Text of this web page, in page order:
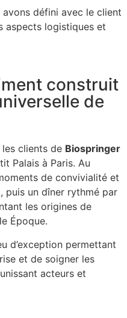
avons défini avec le client
aspects logistiques et
construit
de
clients de Biospringer
Palais à Paris. Au
de convivialité et
puis un dîner rythmé par
les origines de
Époque.
d’exception permettant
et de soigner les
acteurs et